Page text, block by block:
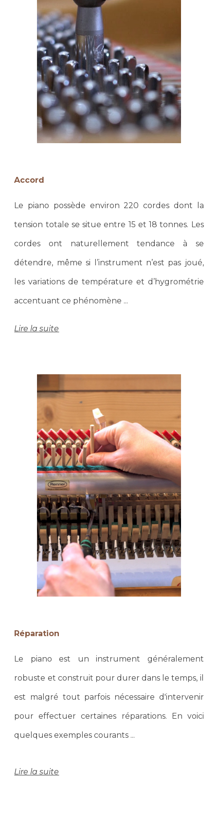
Accord
Le piano possède environ 220 cordes dont la
tension totale se situe entre 15 et 18 tonnes. Les
cordes ont naturellement tendance à se
détendre, même si l’instrument n’est pas joué,
les variations de température et d’hygrométrie
accentuant ce phénomène ...
Lire la suite
Réparation
Le piano est un instrument généralement
robuste et construit pour durer dans le temps, il
est malgré tout parfois nécessaire d'intervenir
pour effectuer certaines réparations. En voici
quelques exemples courants ...
Lire la suite